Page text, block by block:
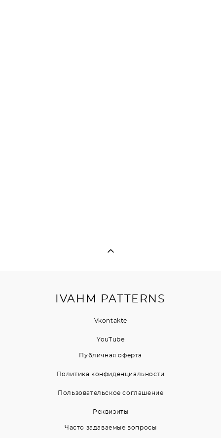
IVAHM PATTERNS
Vkontakte
YouTubе
Публичная оферта
Политика конфиденциальности
Пользовательское соглашение
Реквизиты
Часто задаваемые вопросы